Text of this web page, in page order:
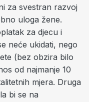
za svestran razvoj
uloga žene.
za djecu i
neće ukidati, nego
(bez obzira bilo
od najmanje 10
mjera. Druga
bi se na